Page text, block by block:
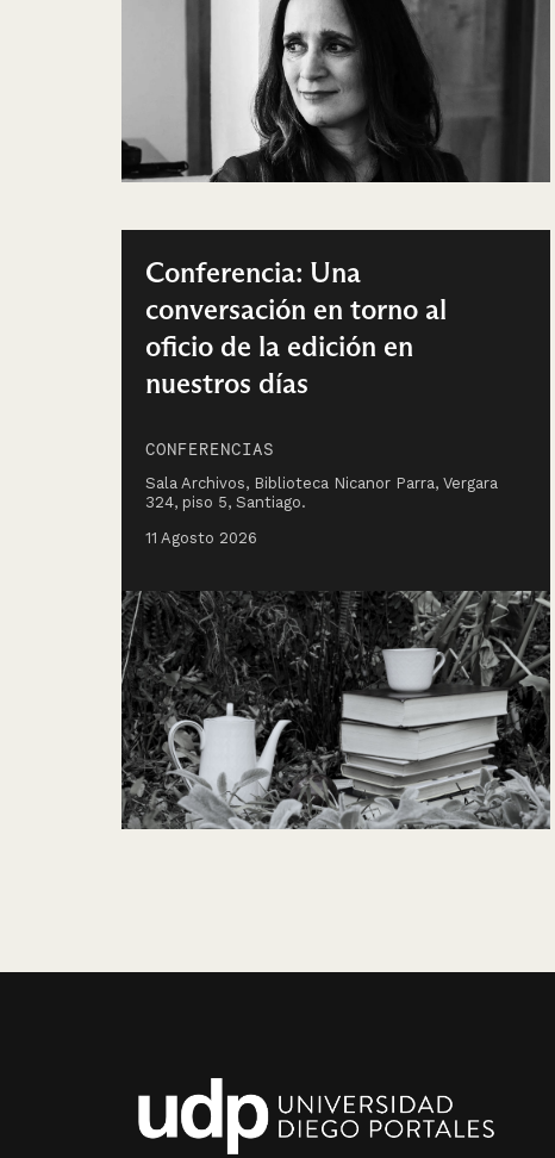
Conferencia: Una
conversación en torno al
oficio de la edición en
nuestros días
CONFERENCIAS
Sala Archivos, Biblioteca Nicanor Parra, Vergara
324, piso 5, Santiago.
11 Agosto 2026